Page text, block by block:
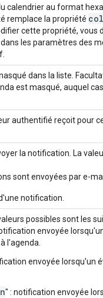
calendrier au format
remplace la propriété
cette propriété, vous
dans les paramètres des
dans la liste.
est masqué, auquel
authentifié reçoit pour
la notification. La
sont envoyées par e-
notification.
possibles sont les
envoyée
l'agenda.
envoyée lorsqu'un
" : notification envoyée